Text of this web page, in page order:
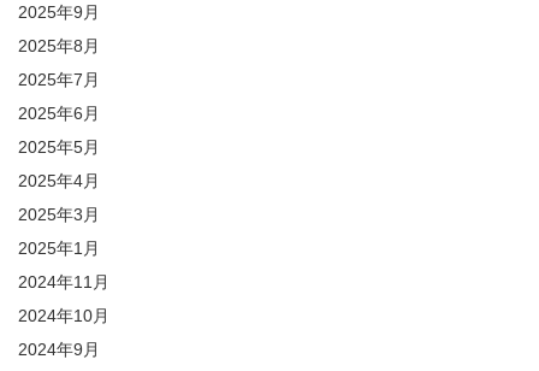
2025年9月
2025年8月
2025年7月
2025年6月
2025年5月
2025年4月
2025年3月
2025年1月
2024年11月
2024年10月
2024年9月